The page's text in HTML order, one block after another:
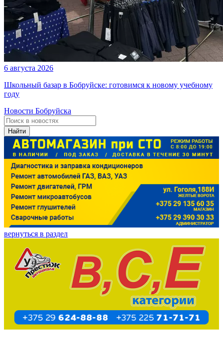
6 августа 2026
Школьный базар в Бобруйске: готовимся к новому учебному
году
Новости Бобруйска
Найти
вернуться в раздел